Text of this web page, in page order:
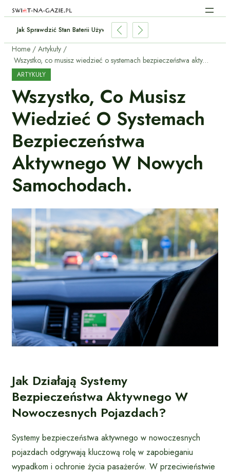
Jak Sprawdzić Stan Baterii Używanego Elektryka Przed Zakupem?
Home
Artykuły
Wszystko, co musisz wiedzieć o systemach bezpieczeństwa aktywnego w nowych samochodach.
ARTYKUŁY
Wszystko, Co Musisz
Wiedzieć O Systemach
Bezpieczeństwa
Aktywnego W Nowych
Samochodach.
Jak Działają Systemy
Bezpieczeństwa Aktywnego W
Nowoczesnych Pojazdach?
Systemy bezpieczeństwa aktywnego w nowoczesnych
pojazdach odgrywają kluczową rolę w zapobieganiu
wypadkom i ochronie życia pasażerów. W przeciwieństwie